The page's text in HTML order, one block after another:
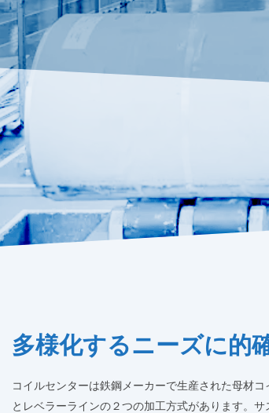
多様化するニーズに的
コイルセンターは鉄鋼メーカーで生産された母材
とレベラーラインの２つの加工方式があります。